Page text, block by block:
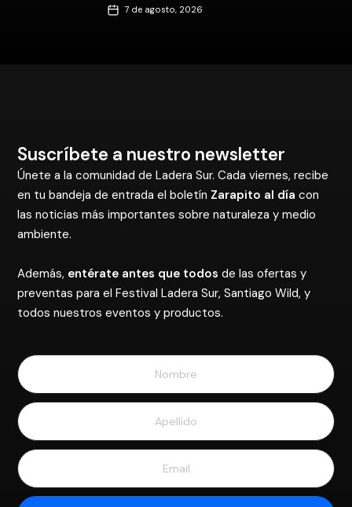
7 de agosto, 2026
Suscríbete a nuestro newsletter
Únete a la comunidad de Ladera Sur. Cada viernes, recibe
en tu bandeja de entrada el boletín Zarapito al día con
las noticias más importantes sobre naturaleza y medio
ambiente.
Además, entérate antes que todos de las ofertas y
preventas para el Festival Ladera Sur, Santiago Wild, y
todos nuestros eventos y productos.